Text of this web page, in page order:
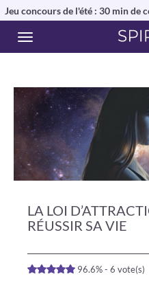
Jeu concours de l'été : 30 min de
LA LOI
RÉUSSIR SA VIE
96.6% - 6 vote(s)